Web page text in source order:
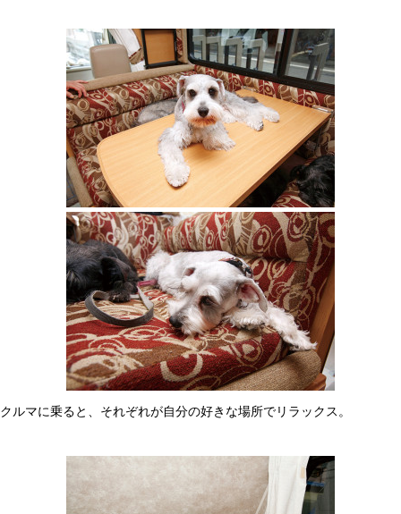
クルマに乗ると、それぞれが自分の好きな場所でリラックス。